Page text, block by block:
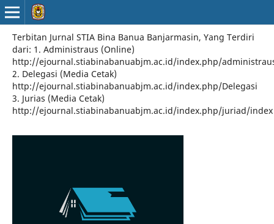
Terbitan Jurnal STIA Bina Banua Banjarmasin, Yang Terdiri
dari: 1. Administraus (Online)
http://ejournal.stiabinabanuabjm.ac.id/index.php/
2. Delegasi (Media Cetak)
http://ejournal.stiabinabanuabjm.ac.id/index.php/Delegasi
3. Jurias (Media Cetak)
http://ejournal.stiabinabanuabjm.ac.id/index.php/juriad/index